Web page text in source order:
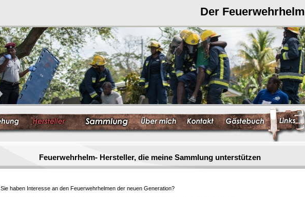
Der Feuerwehrhelm
Feuerwehrhelm- Hersteller, die meine Sammlung unterstützen
Sie haben Interesse an den Feuerwehrhelmen der neuen Generation?